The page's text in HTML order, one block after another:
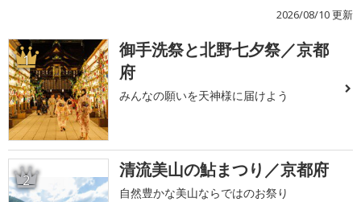
2026/08/10 更新
1
御手洗祭と北野七夕祭／京都
府
みんなの願いを天神様に届けよう
2 清流美山の鮎まつり／京都府
自然豊かな美山ならではのお祭り